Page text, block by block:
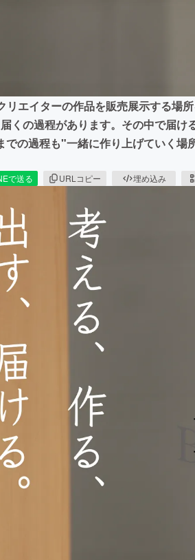
リエイターの作品を販売展示する場
くの過程があります。その中で届け
の過程も"一緒に作り上げていく場
で送る URLコピー 埋め込み